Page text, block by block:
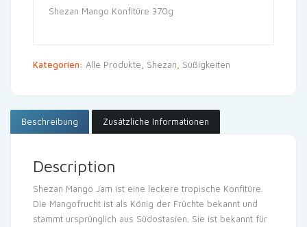
Shezan Mango Konfitüre 370g
Kategorien: Alle Produkte Shezan Süßigkeiten
Beschreibung Zusätzliche Informationen
Description
Shezan Mango Jam ist eine leckere tropische Konfitüre.
Die Mangofrucht ist als König der Früchte bekannt und
stammt ursprünglich aus Südostasien. Sie ist bekannt für